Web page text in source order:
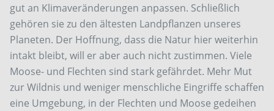
gut an Klimaveränderungen anpassen. Schließlich
gehören sie zu den ältesten Landpflanzen unseres
Planeten. Der Hoffnung, dass die Natur hier weiterhin
intakt bleibt, will er aber auch nicht zustimmen. Viele
Moose- und Flechten sind stark gefährdet. Mehr Mut
zur Wildnis und weniger menschliche Eingriffe schaffen
eine Umgebung, in der Flechten und Moose gedeihen